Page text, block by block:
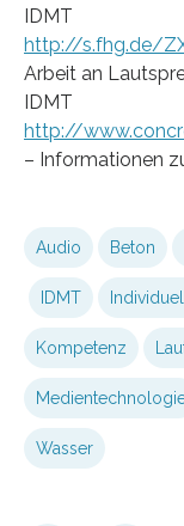
IDMT
http://s.fhg.de/
Arbeit an
IDMT
http://
– Informationen
Audio Beton
IDMT
Kompetenz
Wasser